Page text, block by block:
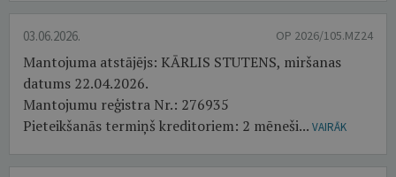
03.06.2026. OP 2026/105.MZ24
Mantojuma atstājējs: KĀRLIS STUTENS, miršanas
datums 22.04.2026.
Mantojumu reģistra Nr.: 276935
Pieteikšanās termiņš kreditoriem: 2 mēneši... VAIRĀK